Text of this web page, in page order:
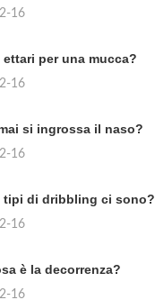
16
ettari per una mucca?
16
si ingrossa il naso?
16
tipi di dribbling ci sono?
16
è la decorrenza?
16